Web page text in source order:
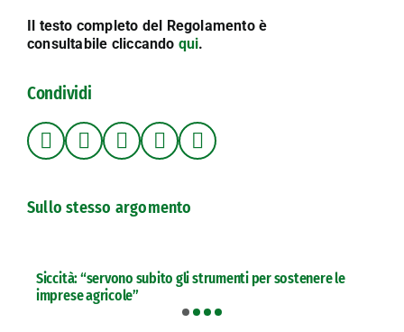
Il testo completo del Regolamento è
consultabile cliccando qui.
Condividi
Sullo stesso argomento
Siccità: “servono subito gli strumenti per sostenere le
imprese agricole”